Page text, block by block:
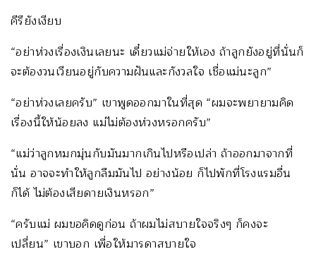
คีรียังเงียบ
“อย่าห่วงเรื่องเงินเลยนะ เดี๋ยวแม่จ่ายให้เอง ถ้าลูกยังอยู่ที่นั่นก็
จะต้องวนเวียนอยู่กับความฝันและกังวลใจ เชื่อแม่นะลูก”
“อย่าห่วงเลยครับ” เขาพูดออกมาในที่สุด “ผมจะพยายามคิด
เรื่องนี้ให้น้อยลง แม่ไม่ต้องห่วงหรอกครับ”
“แม่ว่าลูกหมกมุ่นกับมันมากเกินไปหรือเปล่า ถ้าออกมาจากที่
นั่น อาจจะทำให้ลูกลืมมันไป อย่างน้อย ก็ไปพักที่โรงแรมอื่น
ก็ได้ ไม่ต้องเสียดายเงินหรอก”
“ครับแม่ ผมขอคิดดูก่อน ถ้าผมไม่สบายใจจริงๆ ก็คงจะ
เปลี่ยน” เขาบอก เพื่อให้มารดาสบายใจ